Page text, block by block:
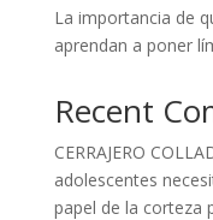
La importancia de
aprendan a poner
Recent
CERRAJERO
adolescentes
papel de la corteza